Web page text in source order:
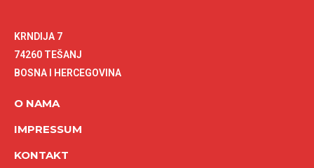
KRNDIJA 7
74260 TEŠANJ
BOSNA I HERCEGOVINA
O NAMA
IMPRESSUM
KONTAKT